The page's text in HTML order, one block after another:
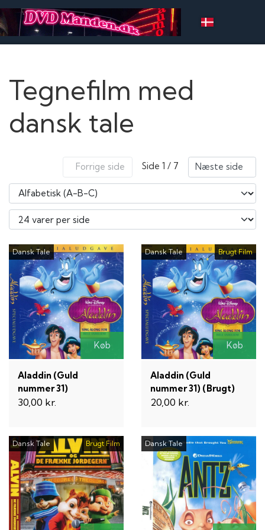
Tegnefilm med
dansk tale
Forrige side Side 1 / 7 Næste side
Dansk Tale
Køb
Aladdin (Guld
nummer 31)
30,00 kr.
Dansk Tale Brugt Film
Køb
Aladdin (Guld
nummer 31) (Brugt)
20,00 kr.
Dansk Tale Brugt Film Dansk Tale